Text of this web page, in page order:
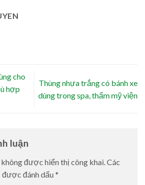
cho
hợp
Thùng nhựa trắng có bánh xe
dùng trong spa, thẩm mỹ viện
luận
không được hiển thị công khai.Các
đánh dấu *